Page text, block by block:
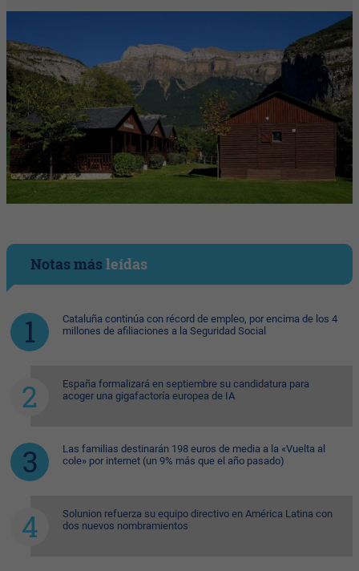
Notas másleídas
Cataluña continúa con récord de empleo, por encima de los 4
millones de afiliaciones a la Seguridad Social
España formalizará en septiembre su candidatura para
acoger una gigafactoría europea de IA
Las familias destinarán 198 euros de media a la «Vuelta al
cole» por internet (un 9% más que el año pasado)
Solunion refuerza su equipo directivo en América Latina con
dos nuevos nombramientos